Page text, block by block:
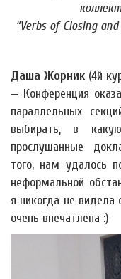
“Verbs of Closing
Даша Жорник (4й
— Конференция
параллельных
выбирать, в
прослушанные
того, нам удалось
неформальной
я никогда не видела
очень впечатлена :)